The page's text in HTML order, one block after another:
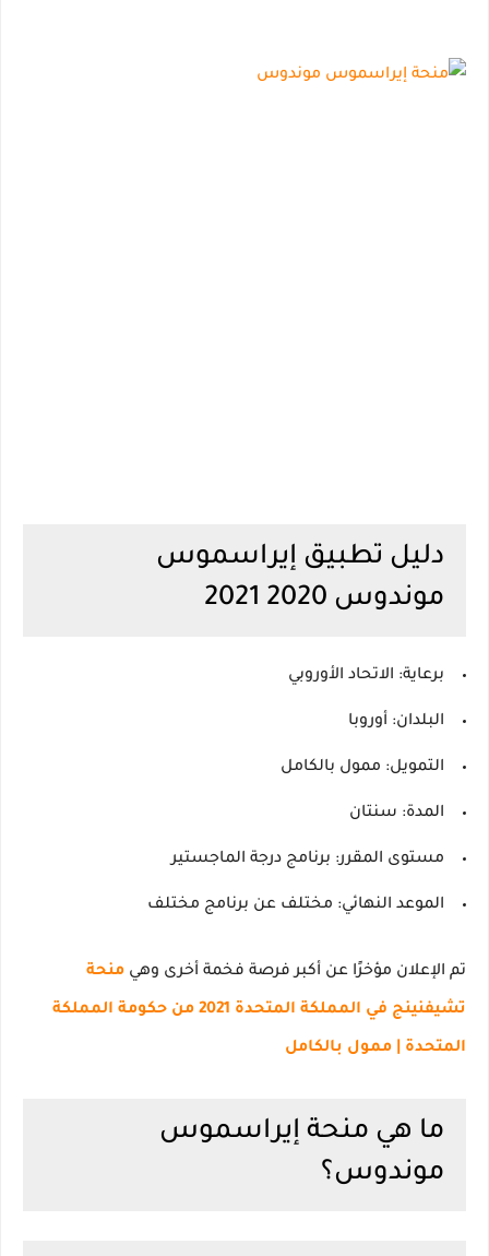
دليل تطبيق إيراسموس
موندوس 2020 2021
برعاية: الاتحاد الأوروبي
البلدان: أوروبا
التمويل: ممول بالكامل
المدة: سنتان
مستوى المقرر: برنامج درجة الماجستير
الموعد النهائي: مختلف عن برنامج مختلف
تم الإعلان مؤخرًا عن أكبر فرصة فخمة أخرى وهي منحة
تشيفنينج في المملكة المتحدة 2021 من حكومة المملكة
المتحدة | ممول بالكامل
ما هي منحة إيراسموس
موندوس؟